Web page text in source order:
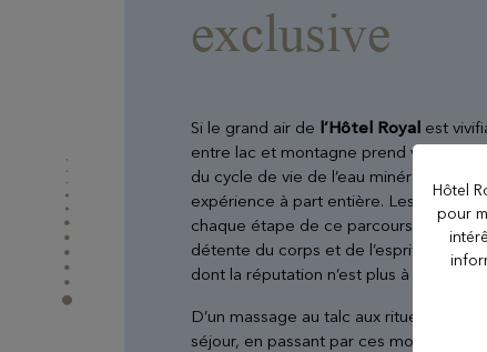
Hôtel Ermitage
Hôtel Le Manoir
Evian Resort Golf Club
Le Casino
exclusive
Si le grand air de l’Hôtel Royal est
entre lac et montagne prend
du cycle de vie de l’eau minérale
expérience à part entière. Les
chaque étape de ce parcours unique
détente du corps et de l’esprit. Sous
dont la réputation n’est plus à faire, les
D’un massage au talc aux rituels de
séjour, en passant par ces moments
Hôtel
pour